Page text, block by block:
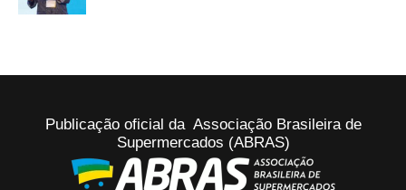
Publicação oficial da Associação Brasileira de
Supermercados (ABRAS)